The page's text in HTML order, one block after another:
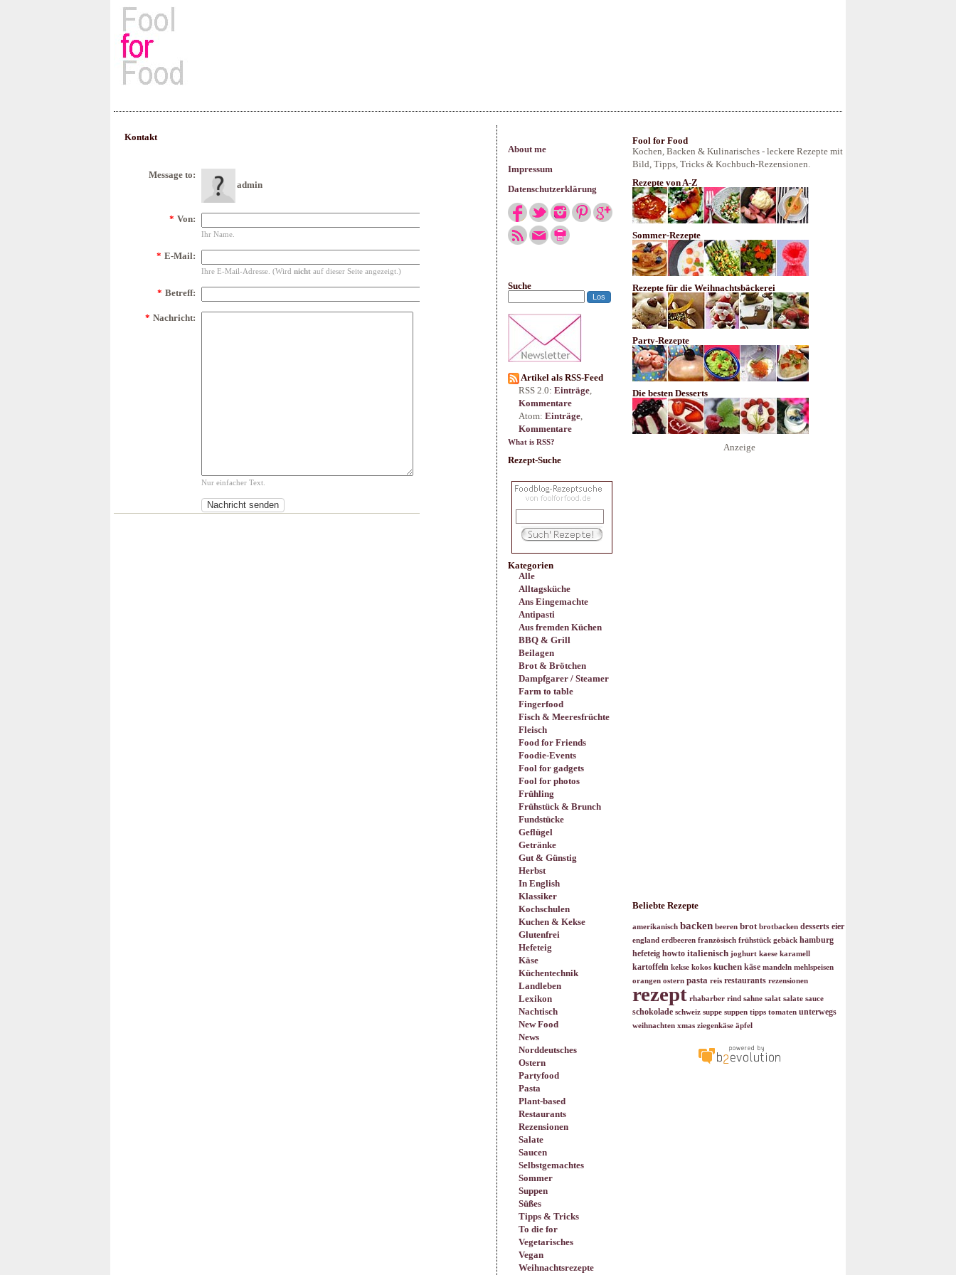
About me
Impressum
Datenschutzerklärung
Suche
Artikel als RSS-Feed
RSS 2.0: Einträge,
Kommentare
Atom: Einträge,
Kommentare
What is RSS?
Rezept-Suche
Kategorien
Alle
Alltagsküche
Ans Eingemachte
Antipasti
Aus fremden Küchen
BBQ & Grill
Beilagen
Brot & Brötchen
Dampfgarer / Steamer
Farm to table
Fingerfood
Fisch & Meeresfrüchte
Fleisch
Food for Friends
Foodie-Events
Fool for gadgets
Fool for photos
Frühling
Frühstück & Brunch
Fundstücke
Geflügel
Getränke
Gut & Günstig
Herbst
In English
Klassiker
Kochschulen
Kuchen & Kekse
Glutenfrei
Hefeteig
Käse
Küchentechnik
Landleben
Lexikon
Nachtisch
New Food
News
Norddeutsches
Ostern
Partyfood
Pasta
Plant-based
Restaurants
Rezensionen
Salate
Saucen
Selbstgemachtes
Sommer
Suppen
Süßes
Tipps & Tricks
To die for
Vegetarisches
Vegan
Weihnachtsrezepte
Kontakt
Message to:
admin
* Von:
Ihr Name.
* E-Mail:
Ihre E-Mail-Adresse. (Wird nicht auf dieser Seite angezeigt.)
* Betreff:
* Nachricht:
Nur einfacher Text.
Fool for Food
Kochen, Backen & Kulinarisches - leckere Rezepte mit
Bild, Tipps, Tricks & Kochbuch-Rezensionen.
Rezepte von A-Z
Sommer-Rezepte
Rezepte für die Weihnachtsbäckerei
Party-Rezepte
Die besten Desserts
Anzeige
Beliebte Rezepte
amerikanisch backen beeren brot brotbacken desserts eier
england erdbeeren französisch frühstück gebäck hamburg
hefeteig howto italienisch joghurt kaese karamell
kartoffeln kekse kokos kuchen käse mandeln mehlspeisen
orangen ostern pasta reis restaurants rezensionen
rezept rhabarber rind sahne salat salate sauce
schokolade schweiz suppe suppen tipps tomaten unterwegs
weihnachten xmas ziegenkäse äpfel